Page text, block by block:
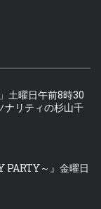
土曜日午前8時30
ナリティの杉山千
PARTY～』金曜日